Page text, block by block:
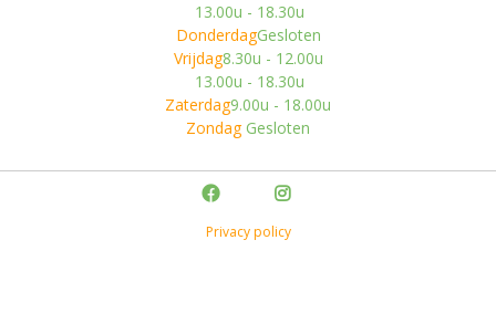
13.00u - 18.30u
DonderdagGesloten
Vrijdag8.30u - 12.00u
13.00u - 18.30u
Zaterdag9.00u - 18.00u
Zondag Gesloten
Privacy policy